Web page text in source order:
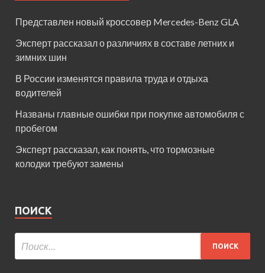
Представлен новый кроссовер Mercedes-Benz GLA
Эксперт рассказал о различиях в составе летних и
зимних шин
В России изменятся правила труда и отдыха
водителей
Названы главные ошибки при покупке автомобиля с
пробегом
Эксперт рассказал, как понять, что тормозные
колодки требуют замены
ПОИСК